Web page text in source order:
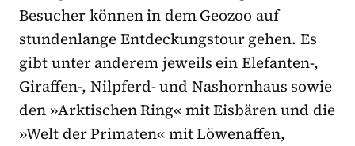
Besucher können in dem Geozoo auf
stundenlange Entdeckungstour gehen. Es
gibt unter anderem jeweils ein Elefanten-,
Giraffen-, Nilpferd- und Nashornhaus sowie
den »Arktischen Ring« mit Eisbären und die
»Welt der Primaten« mit Löwenaffen,